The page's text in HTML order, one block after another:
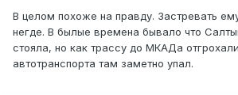
В целом похоже на правду. Застревать
негде. В былые времена бывало что
стояла, но как трассу до МКАДа
автотранспорта там заметно упал.